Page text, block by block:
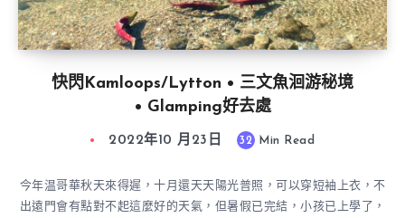
快閃Kamloops/Lytton • 三文魚洄游秘境
• Glamping好去處
2022年10 月23日 32 Min Read
今年温哥華秋天來得遲，十月還天天陽光普照，可以穿短袖上衣，不
出遠門會有點對不起這麼好的天氣，但暑假已完結，小孩已上學了，